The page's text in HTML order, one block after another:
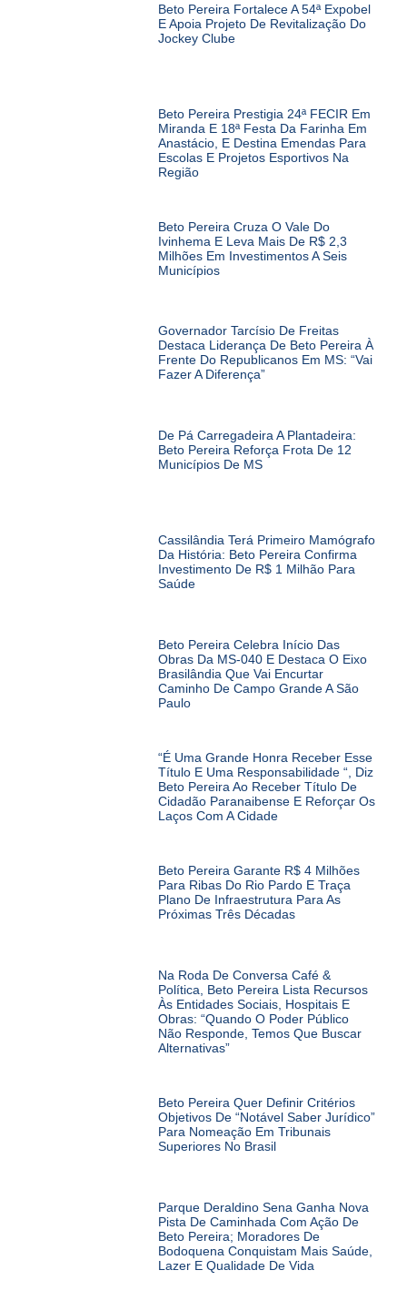
Beto Pereira Fortalece A 54ª Expobel
E Apoia Projeto De Revitalização Do
Jockey Clube
Beto Pereira Prestigia 24ª FECIR Em
Miranda E 18ª Festa Da Farinha Em
Anastácio, E Destina Emendas Para
Escolas E Projetos Esportivos Na
Região
Beto Pereira Cruza O Vale Do
Ivinhema E Leva Mais De R$ 2,3
Milhões Em Investimentos A Seis
Municípios
Governador Tarcísio De Freitas
Destaca Liderança De Beto Pereira À
Frente Do Republicanos Em MS: “Vai
Fazer A Diferença”
De Pá Carregadeira A Plantadeira:
Beto Pereira Reforça Frota De 12
Municípios De MS
Cassilândia Terá Primeiro Mamógrafo
Da História: Beto Pereira Confirma
Investimento De R$ 1 Milhão Para
Saúde
Beto Pereira Celebra Início Das
Obras Da MS-040 E Destaca O Eixo
Brasilândia Que Vai Encurtar
Caminho De Campo Grande A São
Paulo
“É Uma Grande Honra Receber Esse
Título E Uma Responsabilidade “, Diz
Beto Pereira Ao Receber Título De
Cidadão Paranaibense E Reforçar Os
Laços Com A Cidade
Beto Pereira Garante R$ 4 Milhões
Para Ribas Do Rio Pardo E Traça
Plano De Infraestrutura Para As
Próximas Três Décadas
Na Roda De Conversa Café &
Política, Beto Pereira Lista Recursos
Às Entidades Sociais, Hospitais E
Obras: “Quando O Poder Público
Não Responde, Temos Que Buscar
Alternativas”
Beto Pereira Quer Definir Critérios
Objetivos De “notável Saber Jurídico”
Para Nomeação Em Tribunais
Superiores No Brasil
Parque Deraldino Sena Ganha Nova
Pista De Caminhada Com Ação De
Beto Pereira; Moradores De
Bodoquena Conquistam Mais Saúde,
Lazer E Qualidade De Vida